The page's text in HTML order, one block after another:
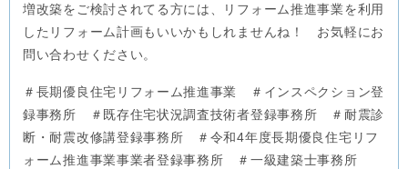
増改築をご検討されてる方には、リフォーム推進事業を利用
したリフォーム計画もいいかもしれませんね！ お気軽にお
問い合わせください。
＃長期優良住宅リフォーム推進事業 ＃インスペクション登
録事務所 ＃既存住宅状況調査技術者登録事務所 ＃耐震診
断・耐震改修講登録事務所 ＃令和4年度長期優良住宅リフ
ォーム推進事業事業者登録事務所 ＃一級建築士事務所